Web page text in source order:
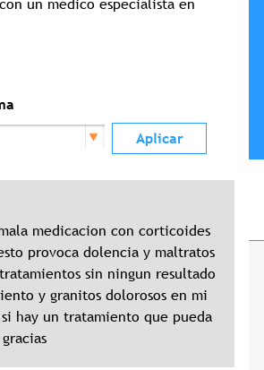
un médico especialista en
medicacion con corticoides
provoca dolencia y maltratos
sin ningun resultado
y granitos dolorosos en mi
hay un tratamiento que pueda